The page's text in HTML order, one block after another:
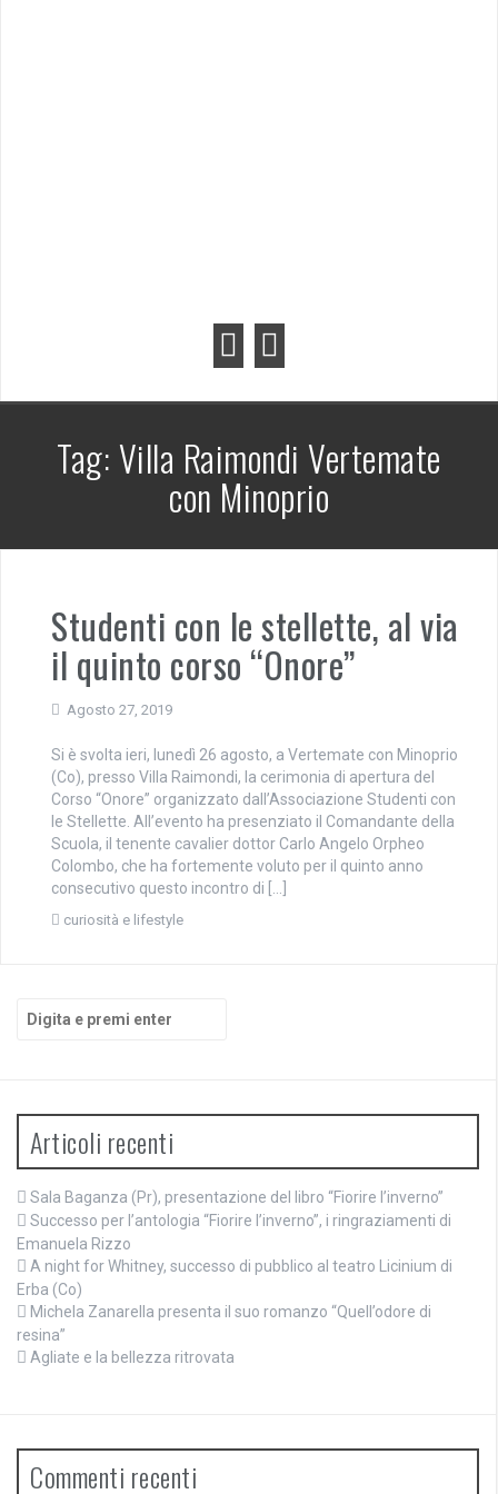
Tag:Villa Raimondi Vertemate
con Minoprio
Studenti con le stellette, al via
il quinto corso “Onore”
Agosto 27, 2019
Si è svolta ieri, lunedì 26 agosto, a Vertemate con Minoprio
(Co), presso Villa Raimondi, la cerimonia di apertura del
Corso “Onore” organizzato dall’Associazione Studenti con
le Stellette. All’evento ha presenziato il Comandante della
Scuola, il tenente cavalier dottor Carlo Angelo Orpheo
Colombo, che ha fortemente voluto per il quinto anno
consecutivo questo incontro di […]
curiosità e lifestyle
Articoli recenti
Sala Baganza (Pr), presentazione del libro “Fiorire l’inverno”
Successo per l’antologia “Fiorire l’inverno”, i ringraziamenti di
Emanuela Rizzo
A night for Whitney, successo di pubblico al teatro Licinium di
Erba (Co)
Michela Zanarella presenta il suo romanzo “Quell’odore di
resina”
Agliate e la bellezza ritrovata
Commenti recenti